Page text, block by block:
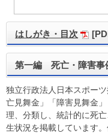
はしがき・目次
第一編 死亡・障害事
独立行政法人日本スポー
亡見舞金」「障害見舞金
理、分類し、統計的に死
生状況を掲載しています